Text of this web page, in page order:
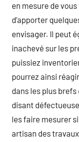
en mesure de
d’apporter
envisager. Il peut
inachevé sur les
puissiez
pourrez ainsi
dans les plus
disant
les faire mesurer
artisan des